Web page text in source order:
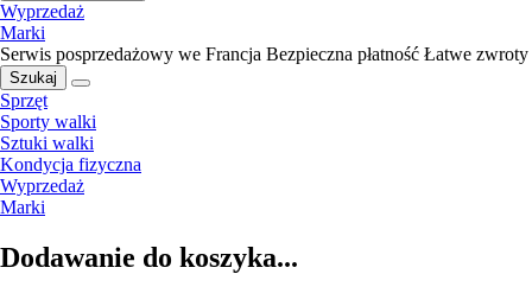
Wyprzedaż
Marki
Serwis posprzedażowy we Francja Bezpieczna płatność Łatwe zwroty
Szukaj
Sprzęt
Sporty walki
Sztuki walki
Kondycja fizyczna
Wyprzedaż
Marki
Dodawanie do koszyka...